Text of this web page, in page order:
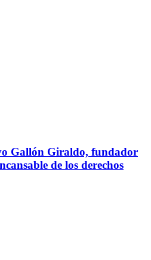
Gallón Giraldo, fundador
de los derechos